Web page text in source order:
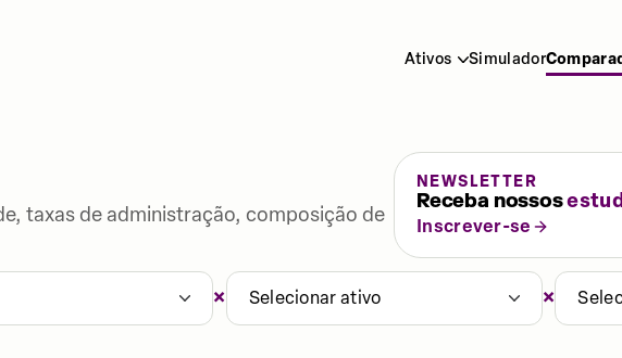
Ativos Simulador
taxas de administração, composição de
NEWSLETTER
Receba nossos
Inscrever-se
× Selecionar ativo ×